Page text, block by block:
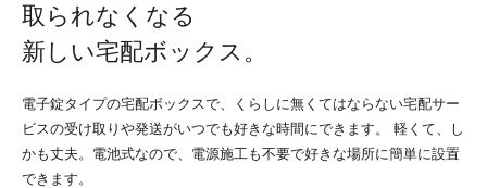
取られなくなる
新しい宅配ボックス。
電子錠タイプの宅配ボックスで、くらしに無くてはならない宅配サー
ビスの受け取りや発送がいつでも好きな時間にできます。
軽くて、し
かも丈夫。電池式なので、電源施工も不要で好きな場所に簡単に設置
できます。